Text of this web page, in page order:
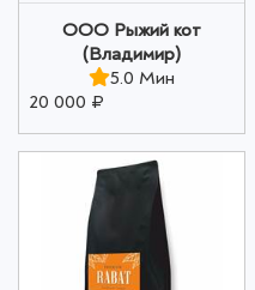
ООО Рыжий кот
(Владимир)
5.0 Мин
20 000 ₽